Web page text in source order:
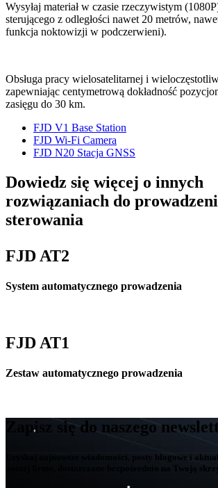
Wysyłaj materiał w czasie rzeczywistym
sterującego z odległości nawet 20 metrów,
funkcja noktowizji w podczerwieni).
Obsługa pracy wielosatelitarnej i
zapewniając centymetrową dokładność
zasięgu do 30 km.
FJD V1 Base Station
FJD Wi-Fi Camera
FJD N20 Stacja GNSS
Dowiedz się więcej o innych
rozwiązaniach do
sterowania
FJD AT2
System automatycznego prowadzenia
FJD AT1
Zestaw automatycznego prowadzenia
Zapisz się do naszego
Uzyskaj najnowsze wiadomości, posty blogowe i
naszej firmy, dostarczane bezpośrednio na Twoją